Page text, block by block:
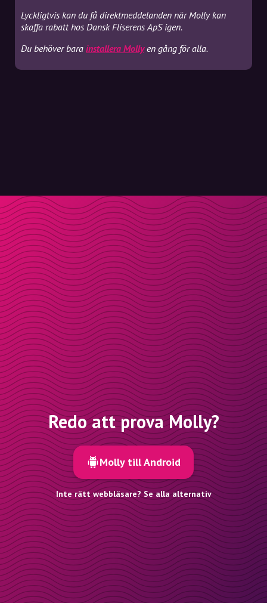
Lyckligtvis kan du få direktmeddelanden när Molly kan
skaffa rabatt hos Dansk Fliserens ApS igen.
Du behöver bara installera Mollyen gång för alla.
Redo att prova Molly?
Molly till Android
Inte rätt webbläsare? Se alla alternativ